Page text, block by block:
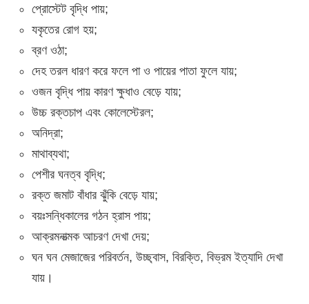
প্রোস্টেট বৃদ্ধি পায়;
যকৃতের রোগ হয়;
ব্রণ ওঠা;
দেহ তরল ধারণ করে ফলে পা ও পায়ের পাতা ফুলে যায়;
ওজন বৃদ্ধি পায় কারণ ক্ষুধাও বেড়ে যায়;
উচ্চ রক্তচাপ এবং কোলেস্টেরল;
অনিদ্রা;
মাথাব্যথা;
পেশীর ঘনত্ব বৃদ্ধি;
রক্ত জমাট বাঁধার ঝুঁকি বেড়ে যায়;
বয়ঃসন্ধিকালের গঠন হ্রাস পায়;
আক্রমনাত্মক আচরণ দেখা দেয়;
ঘন ঘন মেজাজের পরিবর্তন, উচ্ছ্বাস, বিরক্তি, বিভ্রম ইত্যাদি দেখা
যায়।